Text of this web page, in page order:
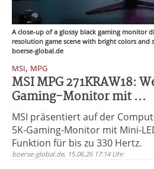
A close-up of a glossy black gaming monitor
resolution game scene with bright colors and
boerse-global.de
MSI, MPG
MSI MPG 271KRAW18:
Gaming-Monitor mit ...
MSI präsentiert auf der
5K-Gaming-Monitor mit Mini-
Funktion für bis zu 330 Hertz.
boerse-global.de, 15.06.26 17:14 Uhr